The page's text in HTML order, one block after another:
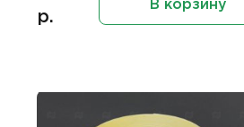
р.
В корзину